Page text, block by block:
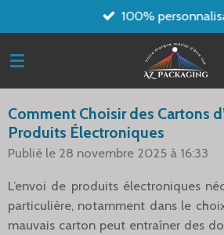
au
contenu
100%
Comment Choisir des Cartons
Produits Électroniques
Publié le 28 novembre 2025 à 16:33
L’envoi de produits électroniques
particulière, notamment dans le
mauvais carton peut entraîner des